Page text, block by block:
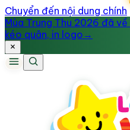
Chuyển đến nội dung chính
Mùa Trung Thu 2026 đã
kéo quân, in logo →